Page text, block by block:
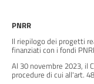
PNRR
Il riepilogo dei progetti
finanziati con i fondi
Al 30 novembre 2023, il
procedure di cui all'art.
erogati
Pagamenti